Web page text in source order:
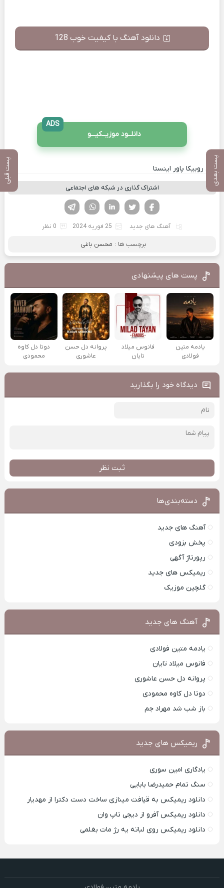
پست بعدی پست قبلی
دانلود آهنگ با کیفیت خوب 128
دانلــود موزیــکیـــو
ADS
کانال روبیکا پاور اینستا
اشتراک گذاری در شبکه های اجتماعی
لینکدین تویتر
فیسوک
آهنگ های جدید 25 فوریه 2024 0 نظر
برچسب ها : محسن باغی
پست های پیشنهادی
یادمه متین
فولادی
فانوس میلاد
تایان
پروانه دل حسن
عاشوری
دوتا دل کاوه
محمودی
دیدگاه خود را بگذارید
ثبت نظر
دسته‌بندی‌ها
آهنگ های جدید
پخش بزودی
رپورتاژ آگهی
ریمیکس های جدید
گلچین موزیک
آهنگ های جدید
یادمه متین فولادی
فانوس میلاد تایان
پروانه دل حسن عاشوری
دوتا دل کاوه محمودی
باز شب شد مهراد جم
ریمیکس های جدید
یادگاری امین سوری
سنگ تمام حمیدرضا بابایی
دانلود ریمیکس به قیافت مینازی ساخت دست دکترا از مهدیار
دانلود ریمیکس آفرو از ديجی تاپ وان
دانلود ریمیکس روی لباته یه رژ مات بغلمی